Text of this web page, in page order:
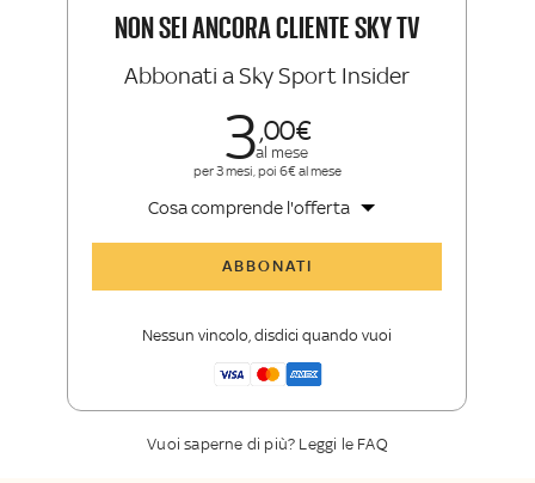
NON SEI ANCORA CLIENTE SKY TV
Abbonati a Sky Sport Insider
300
al mese
per 3 mesi, poi 6€ al mese
Cosa comprende l'offerta
Sport
La newsletter esclusiva di Sky Sport
ABBONATI
Nessun vincolo, disdici quando vuoi
Vuoi saperne di più? Leggi le FAQ